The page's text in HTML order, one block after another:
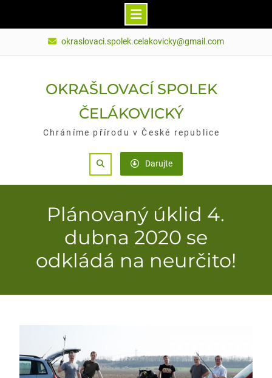
okraslovaci.spolek.celakovicky@gmail.com
OKRAŠLOVACÍ SPOLEK
ČELÁKOVICKÝ
Chráníme přírodu v České republice
Search Darujte
Plánovaný úklid 4.
dubna 2020 se
odkládá na neurčito!